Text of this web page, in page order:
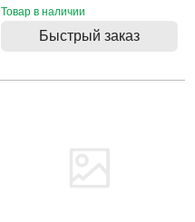
Товар в наличии
Быстрый заказ